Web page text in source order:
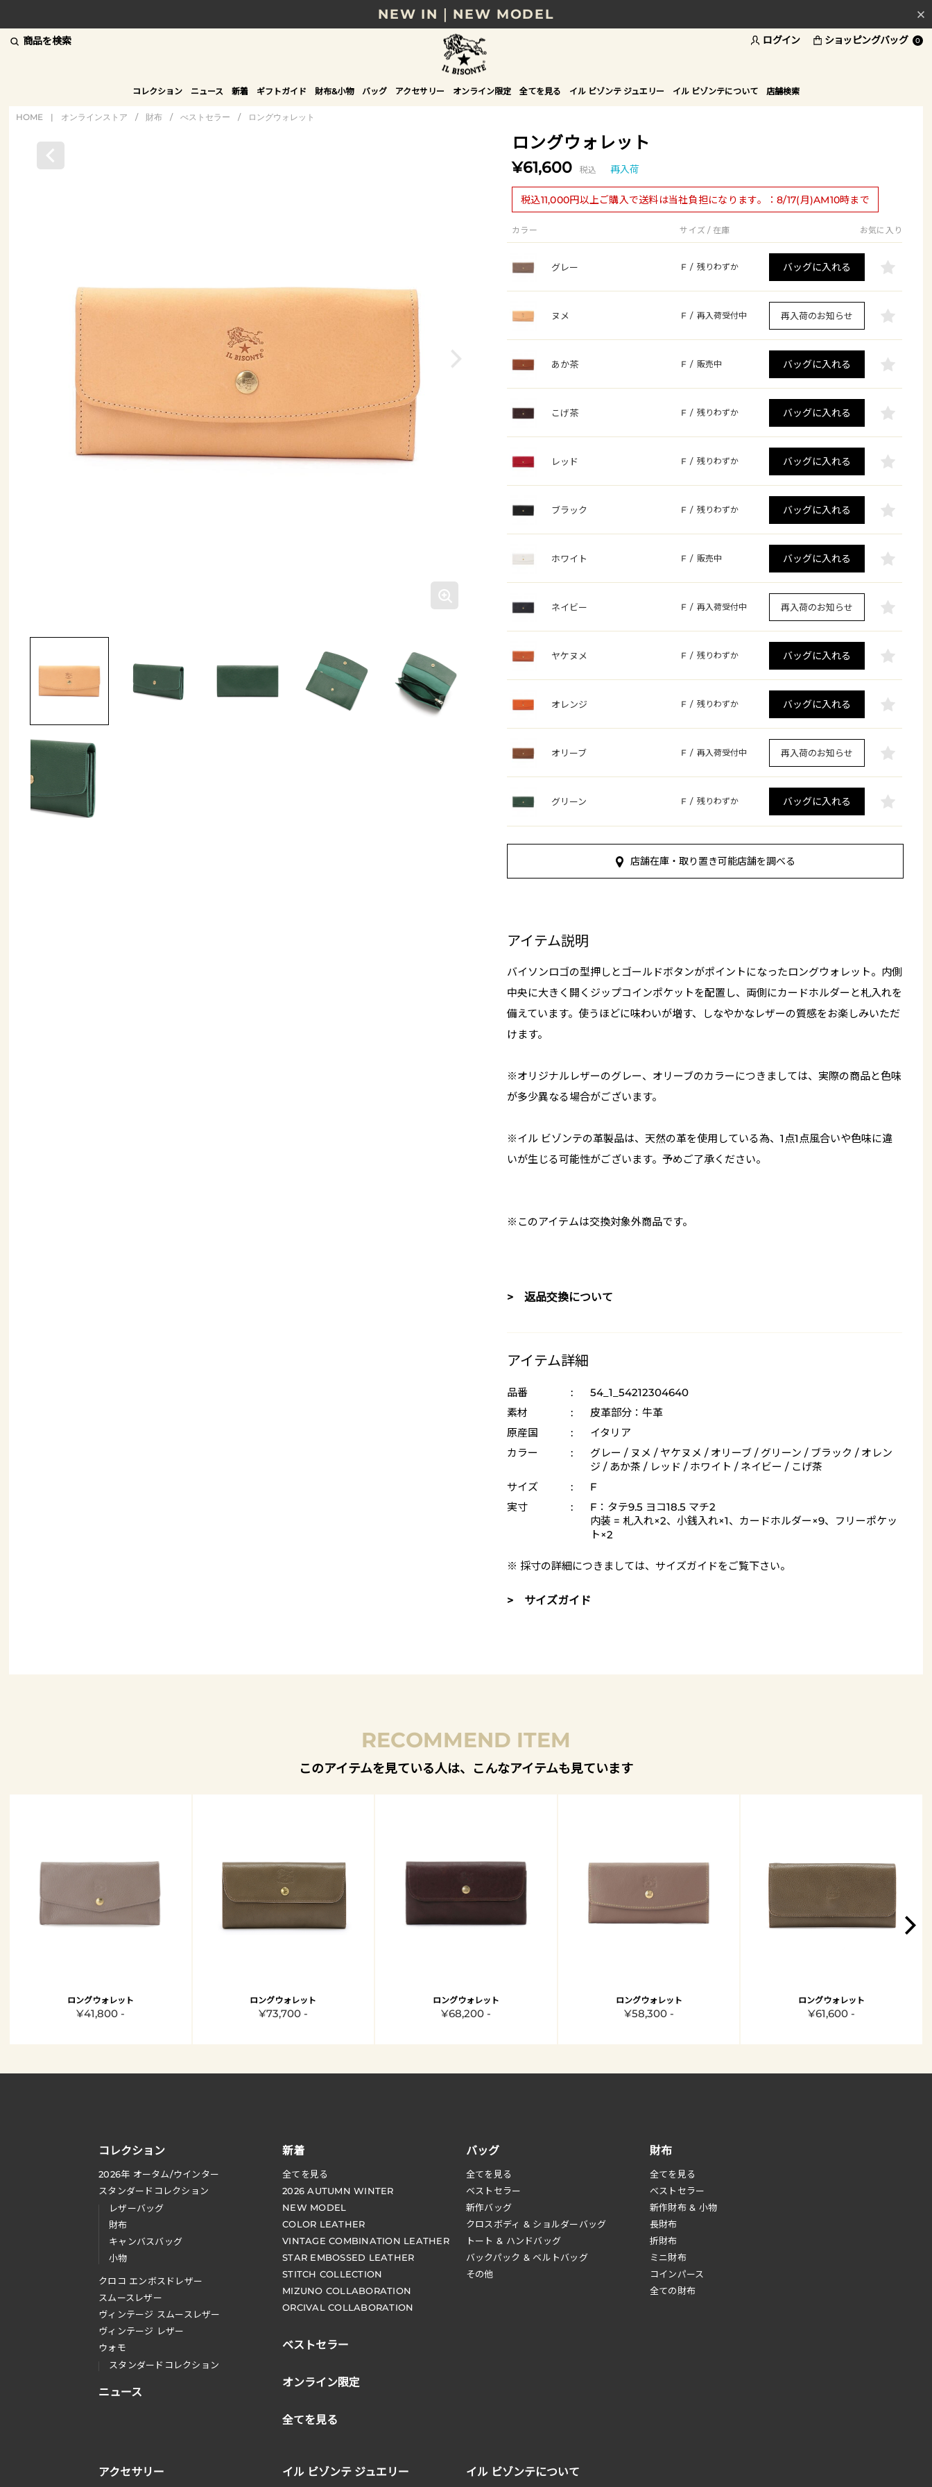
NEW IN｜NEW MODEL
8/17(月)10時まで｜税込11,000円以上で送料無料
贈る相手やシーンから選べる、新しいギフトガイド
NEW IN｜COLOR LEATHER
商品を検索 ログイン ショッピングバッグ 0
コレクション ニュース 新着 ギフトガイド 財布&小物 バッグ アクセサリー オンライン限定 全てを見る イル ビゾンテ ジュエリー イル ビゾンテについて 店舗検索
HOME | オンラインストア / 財布 / べストセラー / ロングウォレット
ロングウォレット
¥61,600 税込 再入荷
税込11,000円以上ご購入で送料は当社負担になります。：8/17(月)AM10時まで
カラー サイズ / 在庫 お気に入り
グレー F / 残りわずか バッグに入れる
ヌメ F / 再入荷受付中 再入荷のお知らせ
あか茶 F / 販売中 バッグに入れる
こげ茶 F / 残りわずか バッグに入れる
レッド F / 残りわずか バッグに入れる
ブラック F / 残りわずか バッグに入れる
ホワイト F / 販売中 バッグに入れる
ネイビー F / 再入荷受付中 再入荷のお知らせ
ヤケヌメ F / 残りわずか バッグに入れる
オレンジ F / 残りわずか バッグに入れる
オリーブ F / 再入荷受付中 再入荷のお知らせ
グリーン F / 残りわずか バッグに入れる
店舗在庫・取り置き可能店舗を調べる
アイテム説明
バイソンロゴの型押しとゴールドボタンがポイントになったロングウォレット。内側
中央に大きく開くジップコインポケットを配置し、両側にカードホルダーと札入れを
備えています。使うほどに味わいが増す、しなやかなレザーの質感をお楽しみいただ
けます。
※オリジナルレザーのグレー、オリーブのカラーにつきましては、実際の商品と色味
が多少異なる場合がございます。
※イル ビゾンテの革製品は、天然の革を使用している為、1点1点風合いや色味に違
いが生じる可能性がございます。予めご了承ください。
※このアイテムは交換対象外商品です。
> 返品交換について
アイテム詳細
品番 :
54_1_54212304640
素材
:
皮革部分：牛革
原産国
:
イタリア
カラー
:
グレー / ヌメ / ヤケヌメ / オリーブ / グリーン / ブラック / オレン
ジ / あか茶 / レッド / ホワイト / ネイビー / こげ茶
サイズ
:
F
実寸
:
F：タテ9.5 ヨコ18.5 マチ2
内装 = 札入れ×2、小銭入れ×1、カードホルダー×9、フリーポケッ
ト×2
※ 採寸の詳細につきましては、 サイズガイドをご覧下さい。
> サイズガイド
RECOMMEND ITEM
このアイテムを見ている人は、こんなアイテムも見ています
ロングウォレット
¥41,800 -
ロングウォレット
¥73,700 -
ロングウォレット
¥68,200 -
ロングウォレット
¥58,300 -
ロングウォレット
¥61,600 -
コレクション
2026年 オータム/ウインター
スタンダードコレクション
レザーバッグ
財布
キャンバスバッグ
小物
クロコ エンボスドレザー
スムースレザー
ヴィンテージ スムースレザー
ヴィンテージ レザー
ウォモ
スタンダードコレクション
ニュース
新着
全てを見る
2026 AUTUMN WINTER
NEW MODEL
COLOR LEATHER
VINTAGE COMBINATION LEATHER
STAR EMBOSSED LEATHER
STITCH COLLECTION
MIZUNO COLLABORATION
ORCIVAL COLLABORATION
ベストセラー
オンライン限定
全てを見る
財布
全てを見る
べストセラー
新作財布 & 小物
長財布
折財布
ミニ財布
コインパース
全ての財布
バッグ
全てを見る
ベストセラー
新作バッグ
クロスボディ & ショルダーバッグ
トート & ハンドバッグ
バックパック & ベルトバッグ
その他
アクセサリー イル ビゾンテ ジュエリー イル ビゾンテについて